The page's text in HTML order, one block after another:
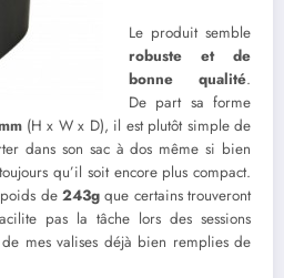
Le produit semble
robuste et de
bonne qualité.
De part sa forme
(H x W x D), il est plutôt simple de
dans son sac à dos même si bien
qu’il soit encore plus compact.
de 243g que certains trouveront
pas la tâche lors des sessions
mes valises déjà bien remplies de